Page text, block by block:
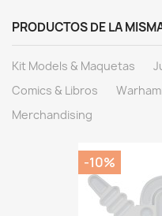
PRODUCTOS DE LA
Kit Models & Maquetas
Comics & Libros
Merchandising
-10%